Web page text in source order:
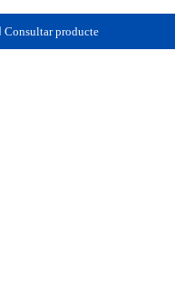
Consultar producte